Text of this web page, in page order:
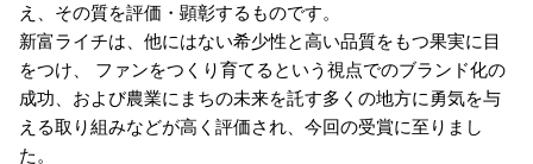
え、その質を評価・顕彰するものです。
新富ライチは、他にはない希少性と高い品質をもつ果実に目
をつけ、 ファンをつくり育てるという視点でのブランド化の
成功、および農業にまちの未来を託す多くの地方に勇気を与
える取り組みなどが高く評価され、今回の受賞に至りまし
た。